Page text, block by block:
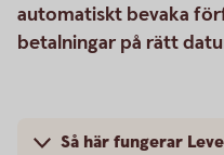
automatiskt bevaka
betalningar på rätt
Så här fungerar